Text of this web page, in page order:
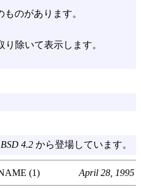
のがあります。
除いて表示します。
BSD 4.2 から登場しています。
(1) April 28, 1995